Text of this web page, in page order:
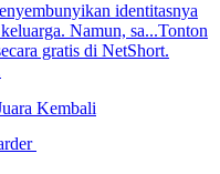
identitasnya
Namun, sa...Tonton
gratis di NetShort.
Kembali